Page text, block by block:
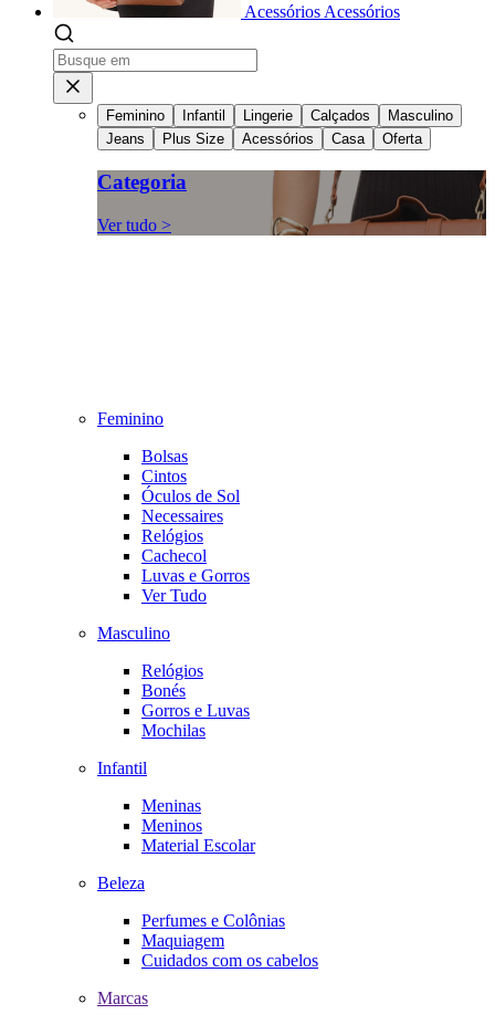
Acessórios Acessórios
Feminino Infantil Lingerie Calçados
Masculino
Jeans
Plus Size Acessórios Casa Oferta
Categoria
Ver tudo >
Feminino
Bolsas
Cintos
Óculos de Sol
Necessaires
Relógios
Cachecol
Luvas e Gorros
Ver Tudo
Masculino
Relógios
Bonés
Gorros e Luvas
Mochilas
Infantil
Meninas
Meninos
Material Escolar
Beleza
Perfumes e Colônias
Maquiagem
Cuidados com os cabelos
Marcas